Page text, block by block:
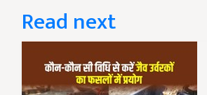
Read next